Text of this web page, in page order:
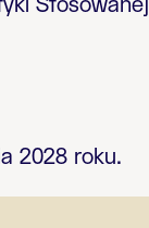
Stosowanej
2028 roku.